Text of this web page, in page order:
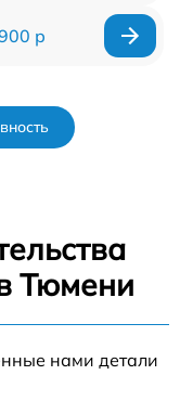
р
Тюмени
нами детали